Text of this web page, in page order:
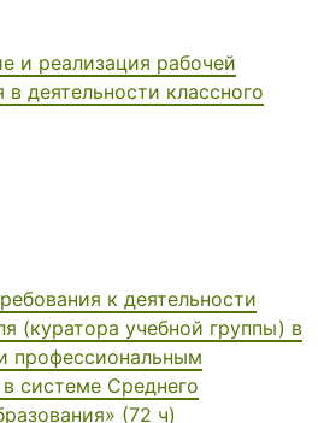
и реализация рабочей
деятельности классного
к деятельности
(куратора учебной группы) в
профессиональным
системе Среднего
(72 ч)